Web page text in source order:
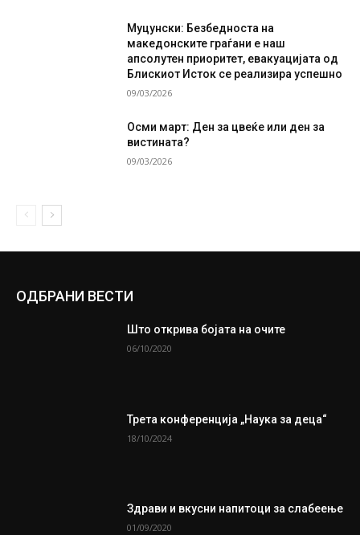
Муцунски: Безбедноста на
македонските граѓани е наш
апсолутен приоритет, евакуацијата од
Блискиот Исток се реализира успешно
09/03/2026
Осми март: Ден за цвеќе или ден за
вистината?
09/03/2026
ОДБРАНИ ВЕСТИ
Што открива бојата на очите
06/10/2020
Трета конференција „Наука за деца“
18/10/2024
Здрави и вкусни напитоци за слабеење
01/09/2020